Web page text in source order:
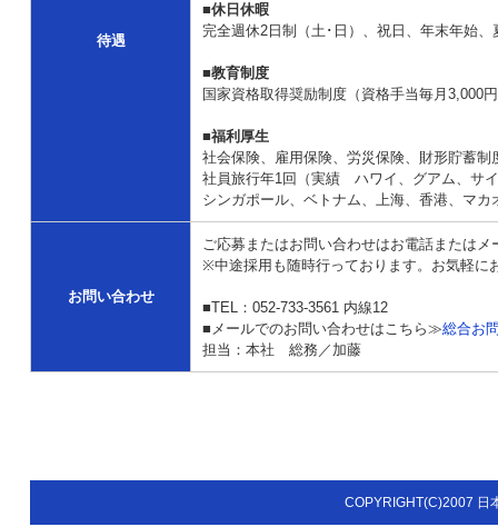
待遇
■休日休暇
完全週休2日制（土･日）、祝日、年末年始
■教育制度
国家資格取得奨励制度（資格手当毎月3,000
■福利厚生
社会保険、雇用保険、労災保険、財形貯蓄
社員旅行年1回（実績 ハワイ、グアム、サ
シンガポール、ベトナム、上海、香港、マカ
お問い合わせ
ご応募またはお問い合わせはお電話または
※中途採用も随時行っております。お気軽に
■TEL：052-733-3561 内線12
■メールでのお問い合わせはこちら≫総合お
担当：本社 総務／加藤
COPYRIGHT(C)2007 日